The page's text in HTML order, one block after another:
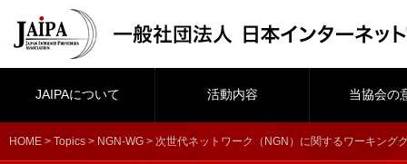
JAIPAについて 活動内容 当協会の
HOME > Topics > NGN-WG > 次世代ネットワーク（NGN）に関するワーキング